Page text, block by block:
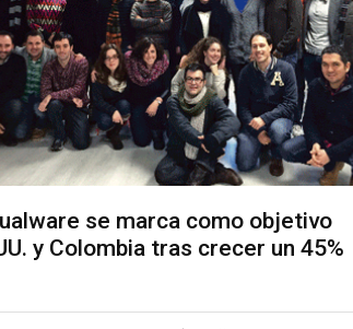
se marca como objetivo
y Colombia tras crecer un 45%